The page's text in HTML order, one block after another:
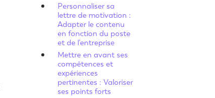
Personnaliser sa
lettre de motivation :
Adapter le contenu
en fonction du poste
et de l'entreprise
Mettre en avant ses
compétences et
expériences
pertinentes : Valoriser
ses points forts